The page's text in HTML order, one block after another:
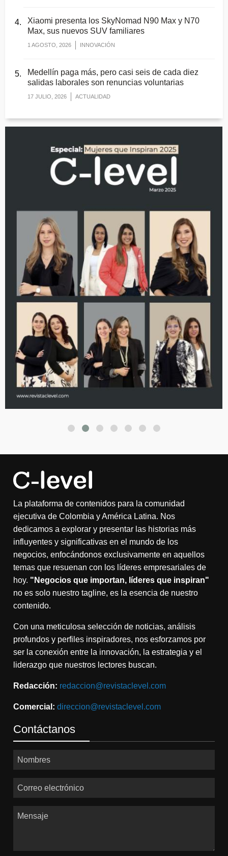
Xiaomi presenta los SkyNomad N90 Max y N70
Max, sus nuevos SUV familiares
1 AGOSTO, 2026 INNOVACIÓN
Medellín paga más, pero casi seis de cada diez
salidas laborales son renuncias voluntarias
17 JULIO, 2026 ACTUALIDAD
La plataforma de contenidos para la comunidad
ejecutiva de Colombia y América Latina. Nos
dedicamos a explorar y presentar las historias más
influyentes y significativas en el mundo de los
negocios, enfocándonos exclusivamente en aquellos
temas que resuenan con los líderes empresariales de
hoy. "Negocios que importan, líderes que inspiran"
no es solo nuestro tagline, es la esencia de nuestro
contenido.
Con una meticulosa selección de noticias, análisis
profundos y perfiles inspiradores, nos esforzamos por
ser la conexión entre la innovación, la estrategia y el
liderazgo que nuestros lectores buscan.
Redacción: redaccion@revistaclevel.com
Comercial: direccion@revistaclevel.com
Contáctanos
Nombres
Correo electrónico
Mensaje